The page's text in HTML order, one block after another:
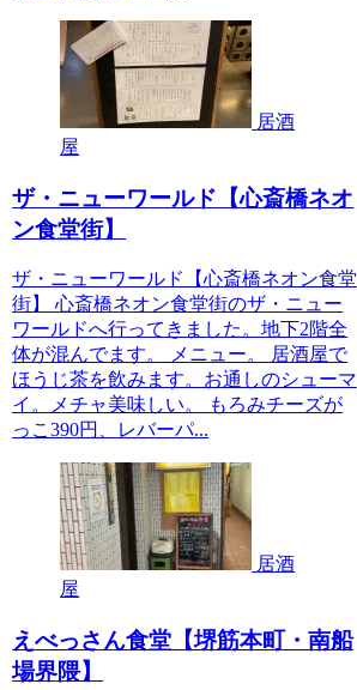
居酒
屋
ザ・ニューワールド【心斎橋ネオ
ン食堂街】
ザ・ニューワールド【心斎橋ネオン食堂
街】 心斎橋ネオン食堂街のザ・ニュー
ワールドへ行ってきました。地下2階全
体が混んでます。 メニュー。 居酒屋で
ほうじ茶を飲みます。お通しのシューマ
イ。メチャ美味しい。 もろみチーズが
っこ390円、レバーパ...
居酒
屋
えべっさん食堂【堺筋本町・南船
場界隈】